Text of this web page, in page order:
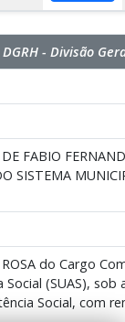
DGRH - Divisão
FABIO
SISTEMA
ROSA do Cargo
(SUAS),
Social, com